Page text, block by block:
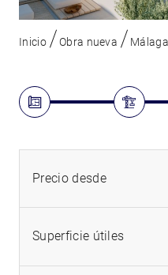
Inicio Obra nueva Málaga
Precio desde
Superficie útiles